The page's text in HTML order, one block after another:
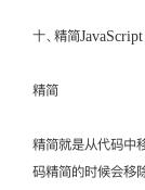
十、精简JavaScript
精简
精简就是从代码中
码精简的时候会移